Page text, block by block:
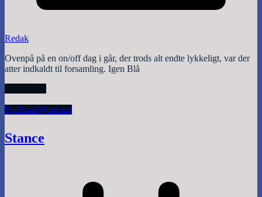
Redak
Ovenpå på en on/off dag i går, der trods alt endte lykkeligt, var der
atter indkaldt til forsamling. Igen Blå
FoilSnakWindsurf
Stance